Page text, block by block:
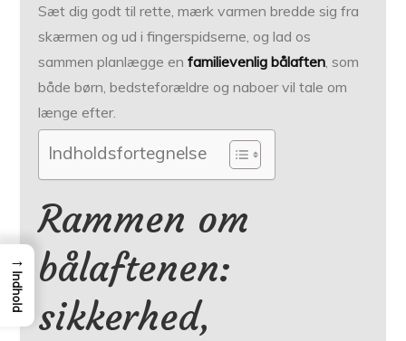
Sæt dig godt til rette, mærk varmen bredde sig fra
skærmen og ud i fingerspidserne, og lad os
sammen planlægge enfamilievenlig bålaften, som
både børn, bedsteforældre og naboer vil tale om
længe efter.
Indholdsfortegnelse
Rammen om
bålaftenen:
sikkerhed,
→
Indhold